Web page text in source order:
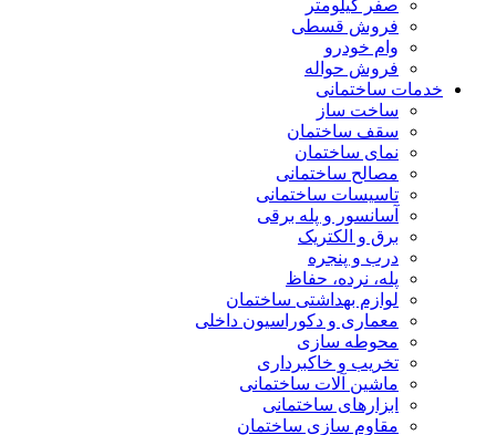
صفر کیلومتر
فروش قسطی
وام خودرو
فروش حواله
خدمات ساختمانی
ساخت ساز
سقف ساختمان
نمای ساختمان
مصالح ساختمانی
تاسیسات ساختمانی
آسانسور و پله برقی
برق و الکتریک
درب و پنجره
پله، نرده، حفاظ
لوازم بهداشتی ساختمان
معماری و دکوراسیون داخلی
محوطه سازی
تخریب و خاکبرداری
ماشین آلات ساختمانی
ابزارهای ساختمانی
مقاوم سازی ساختمان